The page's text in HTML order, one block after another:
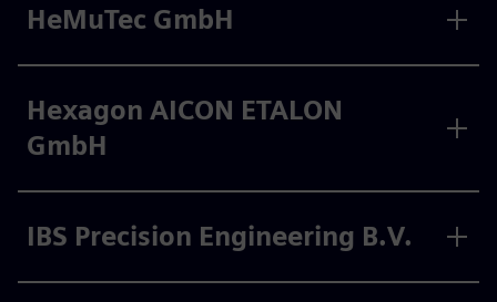
HeMuTec GmbH
Hexagon AICON ETALON
GmbH
IBS Precision Engineering B.V.